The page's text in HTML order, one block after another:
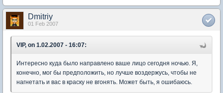
Dmitriy
01 Feb 2007
VIP, on 1.02.2007 - 16:07:
Интересно куда было направлено ваше лицо сегодня ночью. Я,
конечно, мог бы предположить, но лучше воздержусь, чтобы не
нагнетать и вас в краску не вгонять. Может быть, я ошибаюсь.